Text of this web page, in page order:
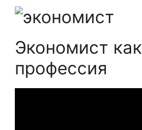
Экономист как
профессия